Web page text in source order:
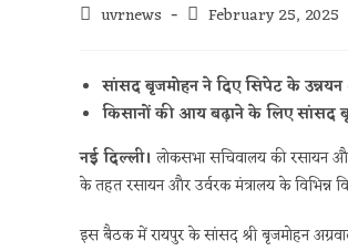
uvrnews February 25, 2025
सांसद बृजमोहन ने दिए सिपेट के
किसानों की आय बढ़ाने के लिए सांसद
नई दिल्ली। लोकसभा सचिवालय की रसायन
के तहत रसायन और उर्वरक मंत्रालय के विभिन्न
इस बैठक में रायपुर के सांसद श्री बृजमोहन